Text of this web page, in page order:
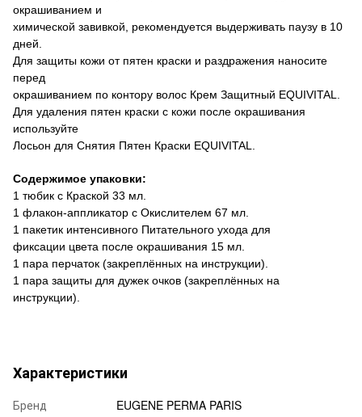
окрашиванием и
химической завивкой, рекомендуется выдерживать паузу в 10
дней.
Для защиты кожи от пятен краски и раздражения наносите
перед
окрашиванием по контору волос Крем Защитный EQUIVITAL
Для удаления пятен краски с кожи после окрашивания
используйте
Лосьон для Снятия Пятен Краски EQUIVITAL
Содержимое упаковки:
1 тюбик с Краской 33 мл.
1 флакон-аппликатор с Окислителем 67 мл.
1 пакетик интенсивного Питательного ухода для
фиксации цвета после окрашивания 15 мл.
1 пара перчаток (закреплённых на инструкции).
1 пара защиты для дужек очков (закреплённых на
инструкции).
Характеристики
Бренд
EUGENE PERMA PARIS